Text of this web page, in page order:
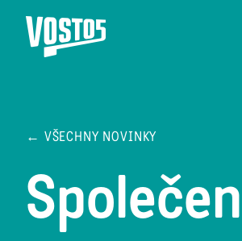
← VŠECHNY NOVINKY